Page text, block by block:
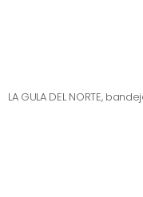
LA GULA DEL NORTE,